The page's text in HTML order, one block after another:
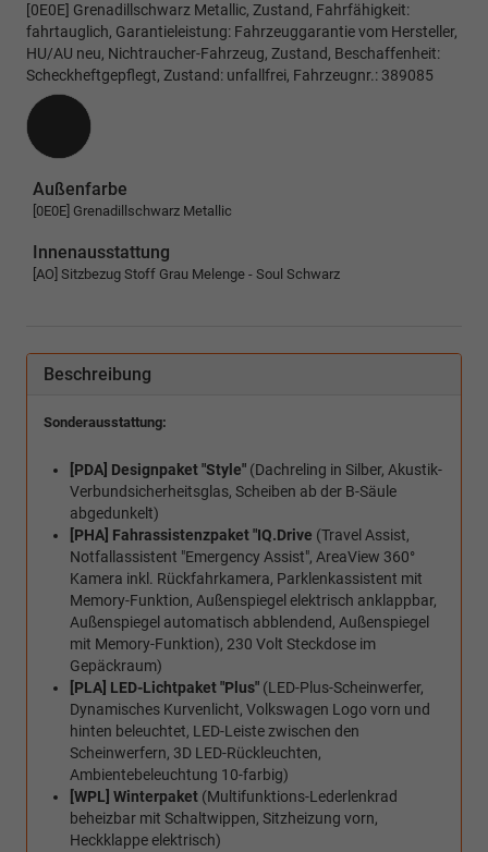
[0E0E] Grenadillschwarz Metallic, Zustand, Fahrfähigkeit:
fahrtauglich, Garantieleistung: Fahrzeuggarantie vom Hersteller,
HU/AU neu, Nichtraucher-Fahrzeug, Zustand, Beschaffenheit:
Scheckheftgepflegt, Zustand: unfallfrei, Fahrzeugnr.: 389085
Außenfarbe
[0E0E] Grenadillschwarz Metallic
Innenausstattung
[AO] Sitzbezug Stoff Grau Melenge - Soul Schwarz
Beschreibung
Sonderausstattung:
[PDA] Designpaket "Style" (Dachreling in Silber, Akustik-
Verbundsicherheitsglas, Scheiben ab der B-Säule
abgedunkelt)
[PHA] Fahrassistenzpaket "IQ.Drive (Travel Assist,
Notfallassistent "Emergency Assist", AreaView 360°
Kamera inkl. Rückfahrkamera, Parklenkassistent mit
Memory-Funktion, Außenspiegel elektrisch anklappbar,
Außenspiegel automatisch abblendend, Außenspiegel
mit Memory-Funktion), 230 Volt Steckdose im
Gepäckraum)
[PLA] LED-Lichtpaket "Plus" (LED-Plus-Scheinwerfer,
Dynamisches Kurvenlicht, Volkswagen Logo vorn und
hinten beleuchtet, LED-Leiste zwischen den
Scheinwerfern, 3D LED-Rückleuchten,
Ambientebeleuchtung 10-farbig)
[WPL] Winterpaket (Multifunktions-Lederlenkrad
beheizbar mit Schaltwippen, Sitzheizung vorn,
Heckklappe elektrisch)